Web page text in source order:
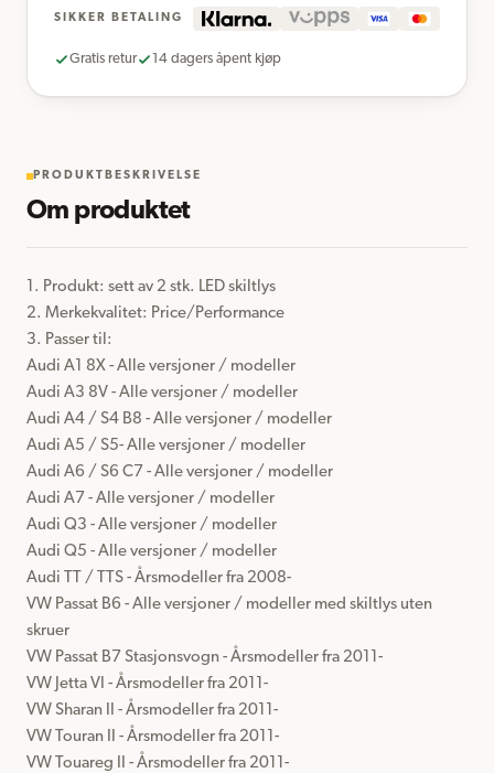
SIKKER BETALING
Gratis retur 14 dagers åpent kjøp
PRODUKTBESKRIVELSE
Om produktet
1. Produkt: sett av 2 stk. LED skiltlys
2. Merkekvalitet: Price/Performance
3. Passer til:
Audi A1 8X - Alle versjoner / modeller
Audi A3 8V - Alle versjoner / modeller
Audi A4 / S4 B8 - Alle versjoner / modeller
Audi A5 / S5- Alle versjoner / modeller
Audi A6 / S6 C7 - Alle versjoner / modeller
Audi A7 - Alle versjoner / modeller
Audi Q3 - Alle versjoner / modeller
Audi Q5 - Alle versjoner / modeller
Audi TT / TTS - Årsmodeller fra 2008-
VW Passat B6 - Alle versjoner / modeller med skiltlys uten
skruer
VW Passat B7 Stasjonsvogn - Årsmodeller fra 2011-
VW Jetta VI - Årsmodeller fra 2011-
VW Sharan II - Årsmodeller fra 2011-
VW Touran II - Årsmodeller fra 2011-
VW Touareg II - Årsmodeller fra 2011-